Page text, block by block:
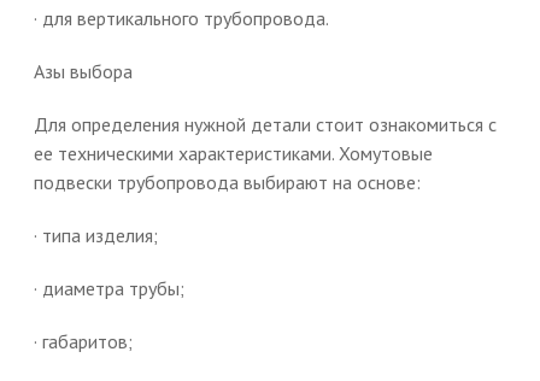
· для вертикального трубопровода.
Азы выбора
Для определения нужной детали стоит ознакомиться с
ее техническими характеристиками. Хомутовые
подвески трубопровода выбирают на основе:
· типа изделия;
· диаметра трубы;
· габаритов;